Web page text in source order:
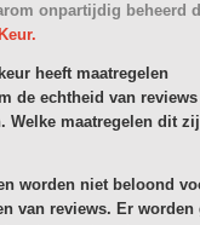
onpartijdig beheerd
heeft maatregelen
de echtheid van reviews
Welke maatregelen dit
worden niet beloond
van reviews. Er worden